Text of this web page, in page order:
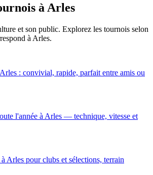
à Arles
et son public. Explorez les tournois selon
à Arles.
: convivial, rapide, parfait entre amis ou
l'année à Arles — technique, vitesse et
Arles pour clubs et sélections, terrain